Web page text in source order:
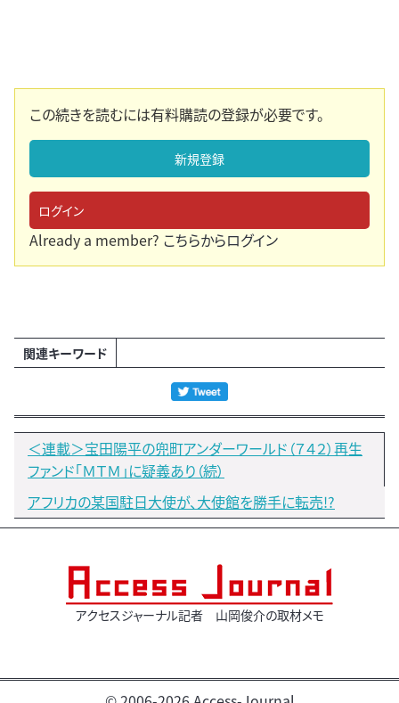
この続きを読むには有料購読の登録が必要です。
新規登録
ログイン
Already a member? こちらからログイン
関連キーワード
＜連載＞宝田陽平の兜町アンダーワールド（７４２）再生
ファンド「ＭＴＭ」に疑義あり（続）
アフリカの某国駐日大使が、大使館を勝手に転売!?
アクセスジャーナル記者 山岡俊介の取材メモ